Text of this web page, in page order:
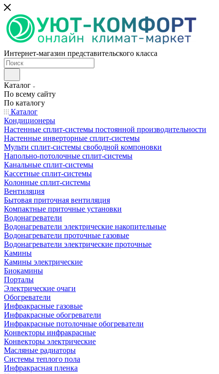
Интернет-магазин представительского класса
Каталог
По всему сайту
По каталогу
Каталог
Кондиционеры
Настенные сплит-системы постоянной производительности
Настенные инверторные сплит-системы
Мульти сплит-системы свободной компоновки
Напольно-потолочные сплит-системы
Канальные сплит-системы
Кассетные сплит-системы
Колонные сплит-системы
Вентиляция
Бытовая приточная вентиляция
Компактные приточные установки
Водонагреватели
Водонагреватели электрические накопительные
Водонагреватели проточные газовые
Водонагреватели электрические проточные
Камины
Камины электрические
Биокамины
Порталы
Электрические очаги
Обогреватели
Инфракрасные газовые
Инфракрасные обогреватели
Инфракрасные потолочные обогреватели
Конвекторы инфракрасные
Конвекторы электрические
Масляные радиаторы
Системы теплого пола
Инфракрасная пленка